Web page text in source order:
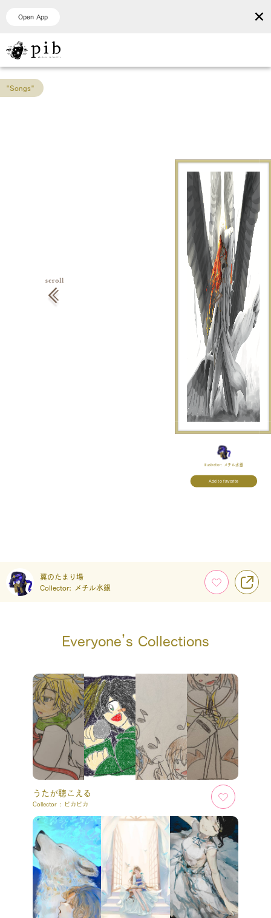
Open App ×
"Songs"
Illustrator: メチル水銀
Add to favorite
翼のたまり場
Collector:
メチル水銀
Everyone’s Collections
うたが聴こえる
Collector : ピカピカ